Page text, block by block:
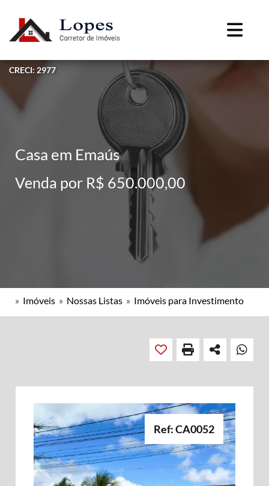
CRECI: 2977
Casa em Emaús
Venda por R$ 650.000,00
» Imóveis » Nossas Listas » Imóveis para Investimento
Ref: CA0052